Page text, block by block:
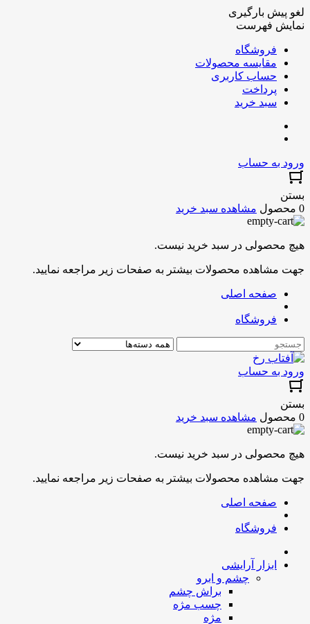
لغو پیش بارگیری
نمایش فهرست
فروشگاه
مقایسه محصولات
حساب کاربری
پرداخت
سبد خرید
ورود به حساب
بستن
0 محصول
مشاهده سبد خرید
هیچ محصولی در سبد خرید نیست.
جهت مشاهده محصولات بیشتر به صفحات زیر مراجعه نمایید.
صفحه اصلی
فروشگاه
ورود به حساب
بستن
0 محصول
مشاهده سبد خرید
هیچ محصولی در سبد خرید نیست.
جهت مشاهده محصولات بیشتر به صفحات زیر مراجعه نمایید.
صفحه اصلی
فروشگاه
ابزار آرایشی
چشم و ابرو
براش چشم
چسب مژه
مژه